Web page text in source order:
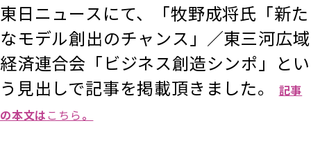
東日ニュースにて、「牧野成将氏「新た
なモデル創出のチャンス」／東三河広域
経済連合会「ビジネス創造シンポ」とい
う見出しで記事を掲載頂きました。
記事
の本文は こちら。